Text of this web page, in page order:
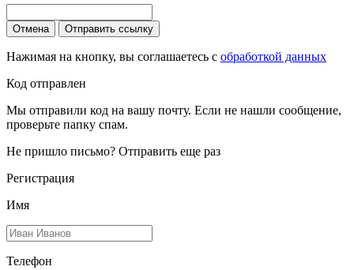
Отмена Отправить ссылку
Нажимая на кнопку, вы соглашаетесь с обработкой данных
Код отправлен
Мы отправили код на вашу почту. Если не нашли сообщение,
проверьте папку спам.
Не пришло письмо? Отправить еще раз
Регистрация
Имя
Телефон